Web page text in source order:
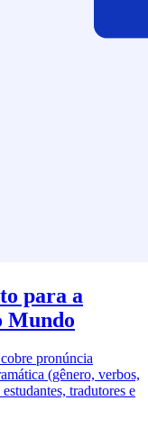
para a
Mundo
pronúncia
(gênero, verbos,
tradutores e